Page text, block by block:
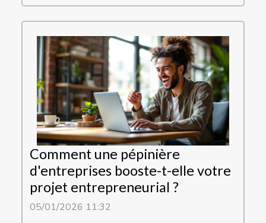
Comment une pépinière
d'entreprises booste-t-elle votre
projet entrepreneurial ?
05/01/2026 11:32